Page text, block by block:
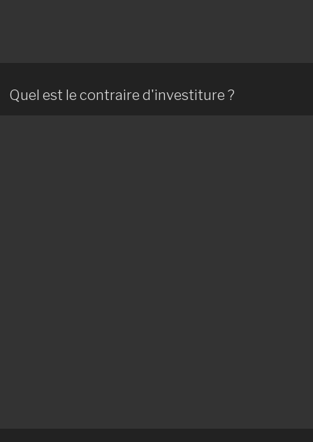
Quel est le contraire d'investiture ?